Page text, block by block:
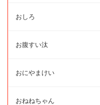
おしろ
お腹すい汰
おにやまけい
おねねちゃん